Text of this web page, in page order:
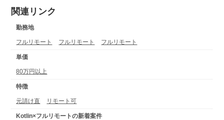
関連リンク
勤務地
フルリモート フルリモート フルリモート
単価
80万円以上
特徴
元請け直 リモート可
Kotlin×フルリモートの新着案件